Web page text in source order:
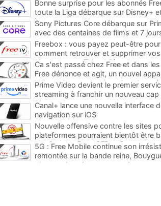
Bonne surprise pour les abonnés
toute la Liga débarque sur Disney+
inclus
Sony Pictures Core débarque sur
avec des centaines de films et 7
Freebox : vous payez peut-être
comment retrouver et supprimer vos
abonnements TV oubliés
Ca s'est passé chez Free et dans
Free dénonce et agit, un nouvel
le bout de son nez chez des
Prime Video devient le premier
streaming à franchir un nouveau cap
avec ce lancement
Canal+ lance une nouvelle interface
navigation sur iOS
Nouvelle offensive contre les sites
plateformes pourraient bientôt être
par Orange, Free, SFR et Bouygues
5G : Free Mobile continue son
remontée sur la bande reine,
plus que jamais sous pression